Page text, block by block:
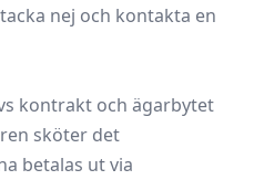
nej och kontakta en
kontrakt och ägarbytet
sköter det
betalas ut via